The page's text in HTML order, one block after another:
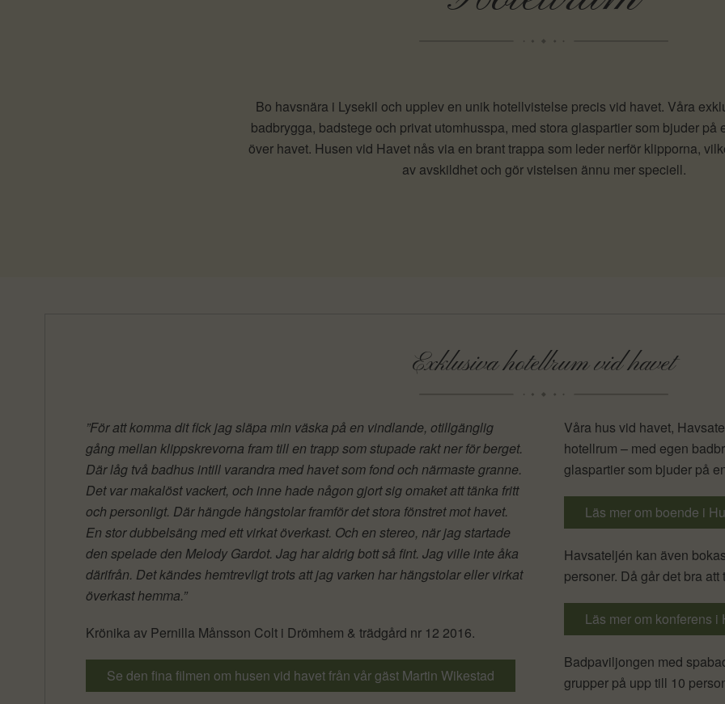
Bo havsnära i Lysekil och upplev en unik hotellvistelse precis vid havet. Våra
badbrygga, badstege och privat utomhusspa, med stora glaspartier som bjuder på
över havet. Husen vid Havet nås via en brant trappa som leder nerför klipporna,
av avskildhet och gör vistelsen ännu mer speciell.
Exklusiva hotellrum vid havet
”För att komma dit fick jag släpa min väska på en vindlande, otillgänglig
gång mellan klippskrevorna fram till en trapp som stupade rakt ner för berget.
Där låg två badhus intill varandra med havet som fond och närmaste granne.
Det var makalöst vackert, och inne hade någon gjort sig omaket att tänka fritt
och personligt. Där hängde hängstolar framför det stora fönstret mot havet.
En stor dubbelsäng med ett virkat överkast. Och en stereo, när jag startade
den spelade den Melody Gardot. Jag har aldrig bott så fint. Jag ville inte åka
därifrån. Det kändes hemtrevligt trots att jag varken har hängstolar eller virkat
överkast hemma.”
Krönika av Pernilla Månsson Colt i Drömhem & trädgård nr 12 2016.
Se den fina filmen om husen vid havet från vår gäst Martin Wikestad
Våra hus vid havet,
hotellrum – med egen
glaspartier som bjuder på
Läs mer om boende i
Havsateljén kan även
personer. Då går det bra
Läs mer om konferens i
Badpaviljongen med
grupper på upp till 10